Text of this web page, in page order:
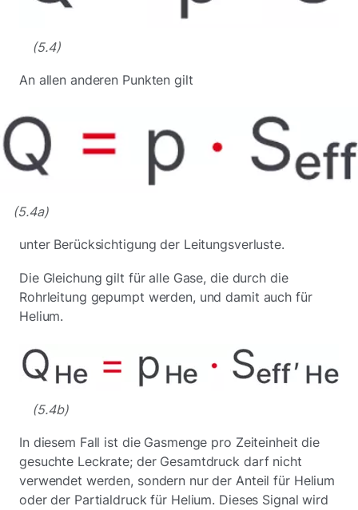
(5.4)
An allen anderen Punkten gilt
(5.4a)
unter Berücksichtigung der Leitungsverluste.
Die Gleichung gilt für alle Gase, die durch die
Rohrleitung gepumpt werden, und damit auch für
Helium.
(5.4b)
In diesem Fall ist die Gasmenge pro Zeiteinheit die
gesuchte Leckrate; der Gesamtdruck darf nicht
verwendet werden, sondern nur der Anteil für Helium
oder der Partialdruck für Helium. Dieses Signal wird